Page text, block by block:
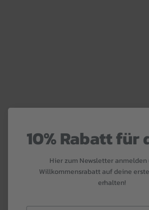
Lace Editionvon Speidel
Normalpreis 24,99 €
10% Rabatt für
Hier zum Newsletter anmelden
Willkommensrabatt auf deine
erhalten!